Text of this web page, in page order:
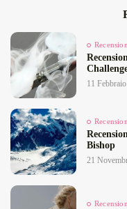
11
Bishop
21